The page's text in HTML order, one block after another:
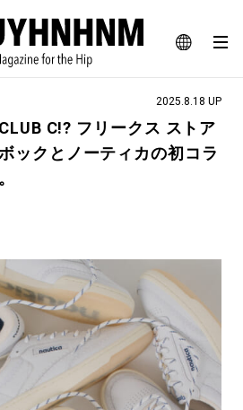
JA
EN
BLOG SNAP
カルチャー、ライフスタイルWEBマガジン
#マイナーグッド図鑑
#MONTHLY JOURNAL
#フイナムのYouTube
IT #AH.H
#MUSIC #MOVIE
#OUTDOOR
2025.8.18 UP
C!? フリークス ストア
ックとノーティカの初コラ